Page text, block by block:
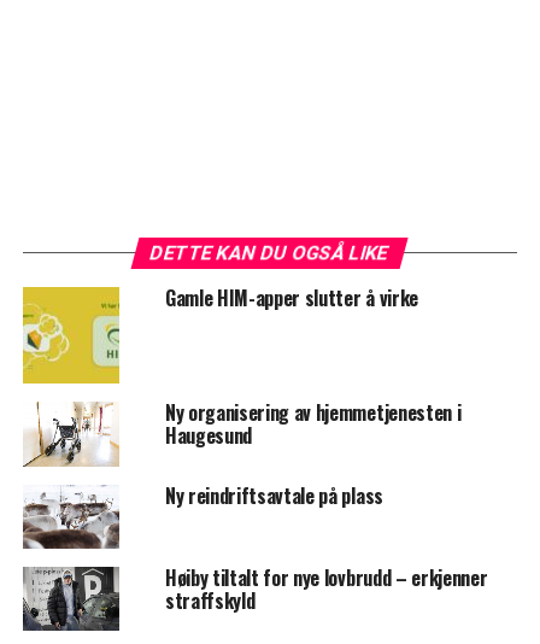
DETTE KAN DU OGSÅ LIKE
Gamle HIM-apper slutter å virke
Ny organisering av hjemmetjenesten i
Haugesund
Ny reindriftsavtale på plass
Høiby tiltalt for nye lovbrudd – erkjenner
straffskyld